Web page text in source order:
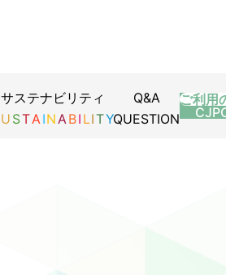
サステナビリティ
U ST A I N A B I LITY
Q&A
QUESTION
ご利用